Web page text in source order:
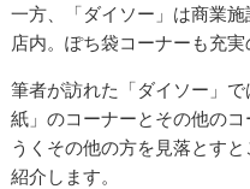
一方、「ダイソー」は商業施
店内。ぽち袋コーナーも充実
筆者が訪れた「ダイソー」
紙」のコーナーとその他の
うくその他の方を見落とす
紹介します。